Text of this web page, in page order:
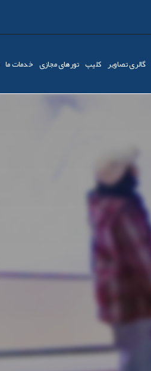
گالری تصاویر کليپ تورهای مجازی خدمات ما